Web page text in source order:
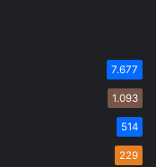
7.677
1.093
514
229